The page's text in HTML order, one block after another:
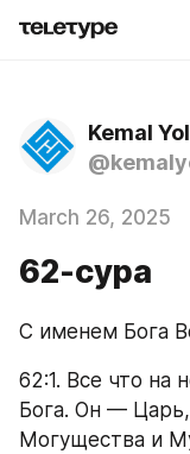
Kemal
March 26, 2025
62-сура
С именем Бога
62:1. Все что на
Бога. Он —
Могущества и